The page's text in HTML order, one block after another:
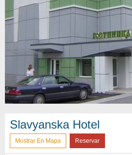
Slavyanska Hotel
Mostrar En Mapa Reservar